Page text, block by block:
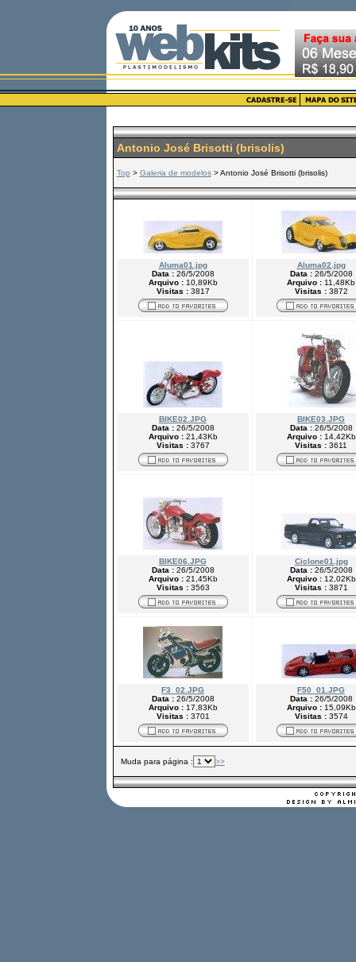
Antonio José Brisotti (brisolis)
Top > Galeria de modelos> Antonio José Brisotti (brisolis)
Aluma01.jpg
Data : 26/5/2008
Arquivo : 10,89Kb
Visitas : 3817
Aluma02.jpg
Data : 26/5/2008
Arquivo : 11,48Kb
Visitas : 3872
BIKE02.JPG
Data : 26/5/2008
Arquivo : 21,43Kb
Visitas : 3767
BIKE03.JPG
Data : 26/5/2008
Arquivo : 14,42Kb
Visitas : 3611
BIKE06.JPG
Data : 26/5/2008
Arquivo : 21,45Kb
Visitas : 3563
Ciclone01.jpg
Data : 26/5/2008
Arquivo : 12,02Kb
Visitas : 3871
F3_02.JPG
Data : 26/5/2008
Arquivo : 17,83Kb
Visitas : 3701
F50_01.JPG
Data : 26/5/2008
Arquivo : 15,09Kb
Visitas : 3574
Muda para página : >>